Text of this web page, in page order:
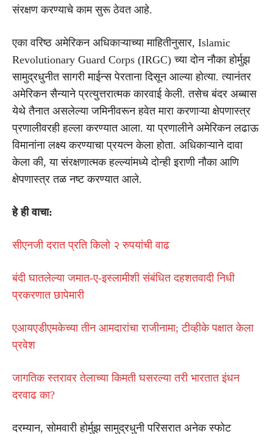
संरक्षण करण्याचे काम सुरू ठेवत आहे.
एका वरिष्ठ अमेरिकन अधिकाऱ्याच्या माहितीनुसार, Islamic
Revolutionary Guard Corps (IRGC) च्या दोन नौका होर्मुझ
सामुद्रधुनीत सागरी माईन्स पेरताना दिसून आल्या होत्या. त्यानंतर
अमेरिकन सैन्याने प्रत्युत्तरात्मक कारवाई केली. तसेच बंदर अब्बास
येथे तैनात असलेल्या जमिनीवरून हवेत मारा करणाऱ्या क्षेपणास्त्र
प्रणालीवरही हल्ला करण्यात आला. या प्रणालीने अमेरिकन लढाऊ
विमानांना लक्ष्य करण्याचा प्रयत्न केला होता. अधिकाऱ्याने दावा
केला की, या संरक्षणात्मक हल्ल्यांमध्ये दोन्ही इराणी नौका आणि
क्षेपणास्त्र तळ नष्ट करण्यात आले.
हे ही वाचा:
सीएनजी दरात प्रति किलो २ रुपयांची वाढ
बंदी घातलेल्या जमात-ए-इस्लामीशी संबंधित दहशतवादी निधी
प्रकरणात छापेमारी
एआयएडीएमकेच्या तीन आमदारांचा राजीनामा; टीव्हीके पक्षात केला
प्रवेश
जागतिक स्तरावर तेलाच्या किमती घसरल्या तरी भारतात इंधन
दरवाढ का?
दरम्यान, सोमवारी होर्मुझ सामुद्रधुनी परिसरात अनेक स्फोट